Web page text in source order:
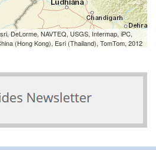
DeLorme, NAVTEQ, USGS, Intermap, iPC,
(Hong Kong), Esri (Thailand), TomTom, 2012